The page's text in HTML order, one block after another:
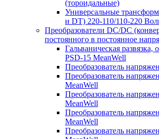
(тороидальные)
Универсальные
и DT) 220-110/110-220
Преобразователи DC/DC
постоянного в постоянное
Гальваническая развязка,
PSD-15 MeanWell
Преобразователь
Преобразователь
MeanWell
Преобразователь
MeanWell
Преобразователь
MeanWell
Преобразователь